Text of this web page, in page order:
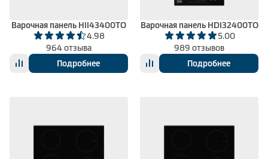
Варочная панель HII43400TO
4.98
964 отзыва
Подробнее
Варочная панель HDI32400TO
5.00
989 отзывов
Подробнее